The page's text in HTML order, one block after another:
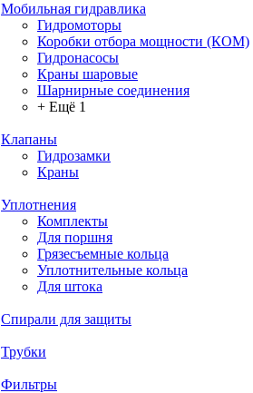
Мобильная гидравлика
Гидромоторы
Коробки отбора мощности (КОМ)
Гидронасосы
Краны шаровые
Шарнирные соединения
+ Ещё 1
Клапаны
Гидрозамки
Краны
Уплотнения
Комплекты
Для поршня
Грязесъемные кольца
Уплотнительные кольца
Для штока
Спирали для защиты
Трубки
Фильтры